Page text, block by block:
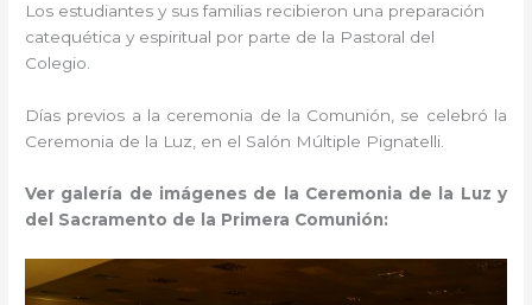
Los estudiantes y sus familias recibieron una preparación
catequética y espiritual por parte de la Pastoral del
Colegio.
Días previos a la ceremonia de la Comunión, se celebró la
Ceremonia de la Luz, en el Salón Múltiple Pignatelli.
Ver galería de imágenes de la Ceremonia de la Luz y
del Sacramento de la Primera Comunión: